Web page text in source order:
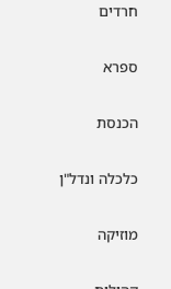
חרדים
ספרא
הכנסת
כלכלה ונדל"ן
מוזיקה